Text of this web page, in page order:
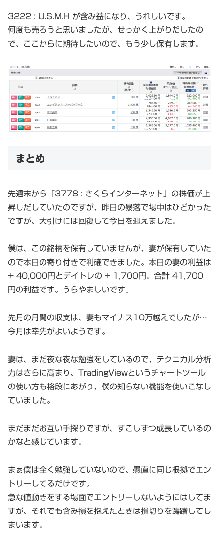
3222 : U.S.M.H が含み益になり、うれしいです。
何度も売ろうと思いましたが、せっかく上がりだしたの
で、ここからに期待したいので、もう少し保有します。
まとめ
先週末から「3778 : さくらインターネット」の株価が上
昇しだしていたのですが、昨日の暴落で場中はひどかった
ですが、大引けには回復して今日を迎えました。
僕は、この銘柄を保有していませんが、妻が保有していた
ので本日の寄り付きで利確できました。本日の妻の利益は
+ 40,000円とデイトレの + 1,700円。合計 41,700
円の利益です。うらやましいです。
先月の月間の収支は、妻もマイナス10万越えでしたが…
今月は幸先がよいようです。
妻は、まだ夜な夜な勉強をしているので、テクニカル分析
力はさらに高まり、TradingViewというチャートツール
の使い方も格段にあがり、僕の知らない機能を使いこなし
ていました。
まだまだお互い手探りですが、すこしずつ成長しているの
かなと感じています。
まぁ僕は全く勉強していないので、愚直に同じ根拠でエン
トリーしてるだけです。
急な値動きをする場面でエントリーしないようにはしてま
すが、それでも含み損を抱えたときは損切りを躊躇してし
まいます。